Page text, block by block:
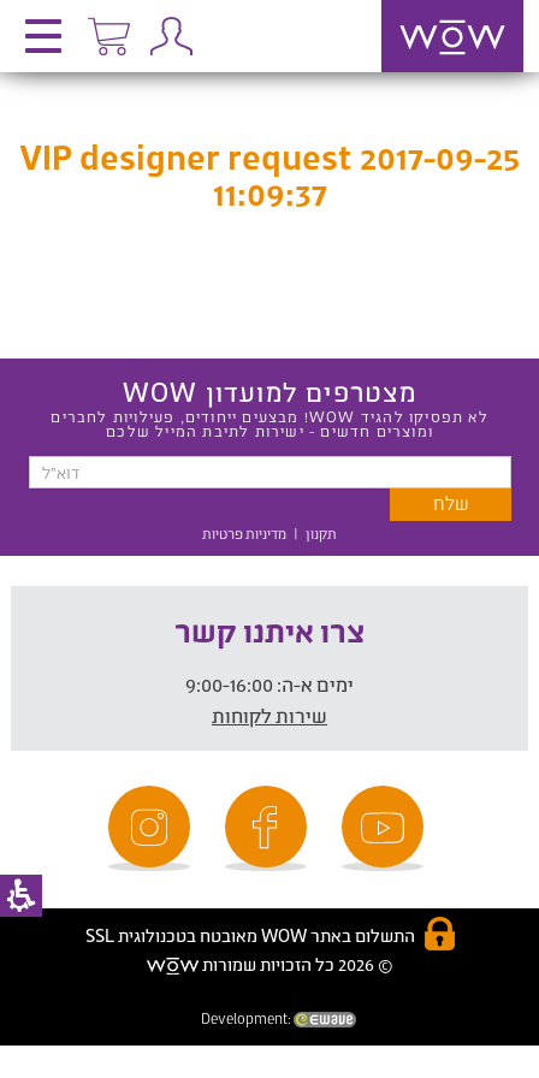
VIP designer request 2017-09-25
11:09:37
מצטרפים למועדון WOW
לא תפסיקו להגיד WOW! מבצעים ייחודים, פעילויות לחברים
ומוצרים חדשים - ישירות לתיבת המייל שלכם
תקנון | מדיניות פרטיות
צרו איתנו קשר
ימים א-ה:
שירות לקוחות
התשלום באתר WOW מאובטח בטכנולוגית SSL
© 2026 כל הזכויות שמורות
Development: